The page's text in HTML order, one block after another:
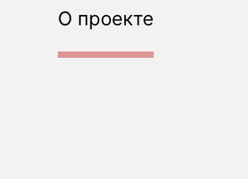
О проекте